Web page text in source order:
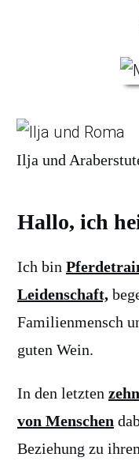
Ilja und
Hallo, ich
Ich bin
Leidenschaft,
Familienmensch
guten Wein.
In den letzten
von Menschen
Beziehung zu